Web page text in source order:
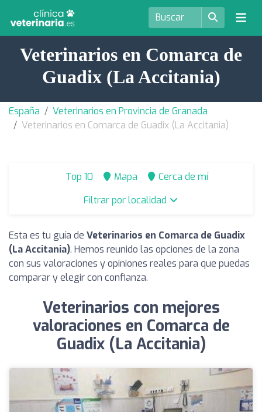
Veterinarios en Comarca de
Guadix (La Accitania)
España
Veterinarios en Provincia de Granada
Veterinarios en Comarca de Guadix (La Accitania)
Top 10 Mapa
Cerca de mí
Filtrar por localidad
Esta es tu guía de Veterinarios en Comarca de Guadix
(La Accitania). Hemos reunido las opciones de la zona
con sus valoraciones y opiniones reales para que puedas
comparar y elegir con confianza.
Veterinarios con mejores
valoraciones en Comarca de
Guadix (La Accitania)